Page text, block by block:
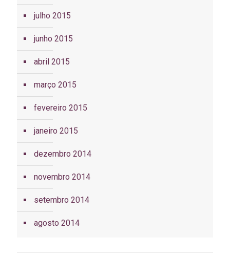
julho 2015
junho 2015
abril 2015
março 2015
fevereiro 2015
janeiro 2015
dezembro 2014
novembro 2014
setembro 2014
agosto 2014